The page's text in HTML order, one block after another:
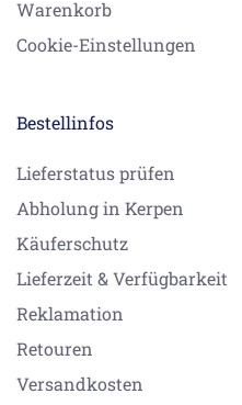
Warenkorb
Cookie-Einstellungen
Bestellinfos
Lieferstatus prüfen
Abholung in Kerpen
Käuferschutz
Lieferzeit & Verfügbarkeit
Reklamation
Retouren
Versandkosten